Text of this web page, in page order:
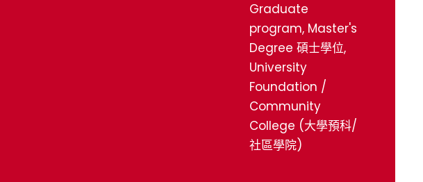
Graduate
program, Master's
Degree 碩士學位,
University
Foundation /
Community
College (大學預科/
社區學院)